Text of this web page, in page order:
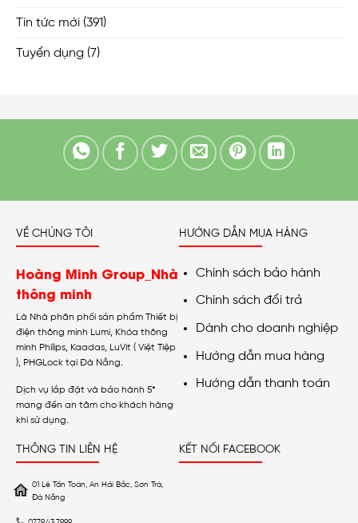
Tin tức mới (391)
Tuyển dụng (7)
VỀ CHÚNG TÔI
Hoàng Minh Group_Nhà
thông minh
Là Nhà phân phối sản phẩm Thiết bị
điện thông minh Lumi, Khóa thông
minh Philips, Kaadas, LuVit ( Việt Tiệp
), PHGLock tại Đà Nẵng.
Dịch vụ lắp đặt và bảo hành 5*
mang đến an tâm cho khách hàng
khi sử dụng.
HƯỚNG DẪN MUA HÀNG
Chính sách bảo hành
Chính sách đổi trả
Dành cho doanh nghiệp
Hướng dẫn mua hàng
Hướng dẫn thanh toán
THÔNG TIN LIÊN HỆ
01 Lê Tấn Toán, An Hải Bắc, Sơn Trà,
Đà Nẵng
KẾT NỐI FACEBOOK